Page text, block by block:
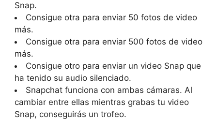
Snap.
Consigue otra para enviar 50 fotos de video
más.
Consigue otra para enviar 500 fotos de video
más.
Consigue otro para enviar un video Snap que
ha tenido su audio silenciado.
Snapchat funciona con ambas cámaras. Al
cambiar entre ellas mientras grabas tu video
Snap, conseguirás un trofeo.